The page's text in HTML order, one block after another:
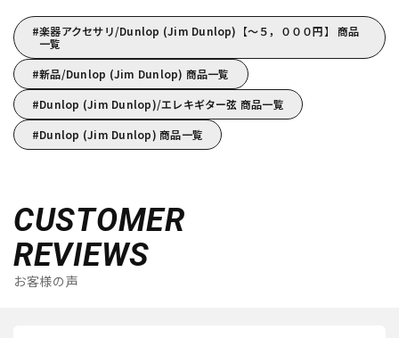
楽器アクセサリ/Dunlop (Jim Dunlop)【～５，０００円】 商品
一覧
新品/Dunlop (Jim Dunlop) 商品一覧
Dunlop (Jim Dunlop)/エレキギター弦 商品一覧
Dunlop (Jim Dunlop) 商品一覧
CUSTOMER
REVIEWS
お客様の声